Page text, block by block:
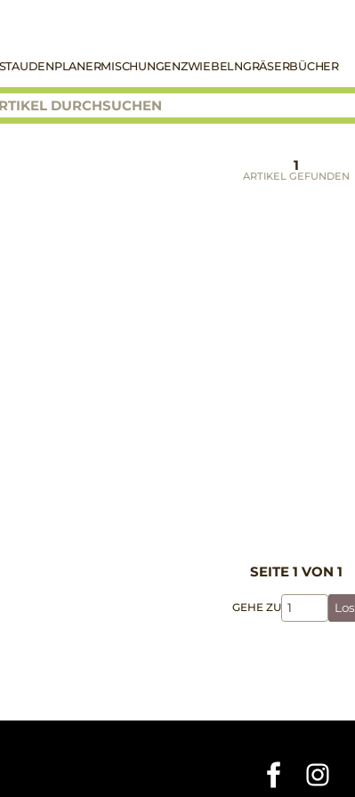
STAUDENPLANERMISCHUNGENZWIEBELNGRÄSERBÜCHER
1
ARTIKEL GEFUNDEN
SEITE 1 VON 1
GEHE ZU Los